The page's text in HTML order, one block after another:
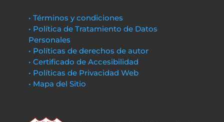
• Términos y condiciones
• Política de Tratamiento de Datos
Personales
• Políticas de derechos de autor
• Certificado de Accesibilidad
• Políticas de Privacidad Web
• Mapa del Sitio